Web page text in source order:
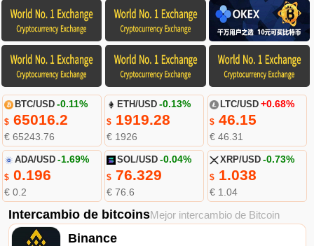
BTC/USD -0.11%
$65016.2
€ 65243.76
ETH/USD -0.13%
$ 1919.28
€ 1926
LTC/USD +0.68%
$46.15
€ 46.31
ADA/USD -1.69%
$0.196
€ 0.2
SOL/USD -0.04%
$ 76.329
€ 76.6
XRP/USD -0.73%
$1.038
€ 1.04
Intercambio de bitcoinsMejor intercambio de Bitcoin
Binance